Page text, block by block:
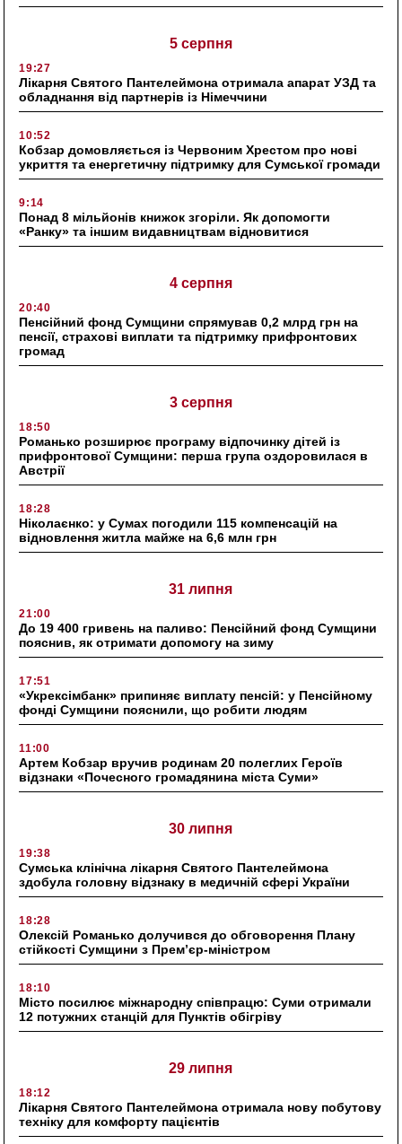
5 серпня
19:27
Лікарня Святого Пантелеймона отримала апарат УЗД та
обладнання від партнерів із Німеччини
10:52
Кобзар домовляється із Червоним Хрестом про нові
укриття та енергетичну підтримку для Сумської громади
9:14
Понад 8 мільйонів книжок згоріли. Як допомогти
«Ранку» та іншим видавництвам відновитися
4 серпня
20:40
Пенсійний фонд Сумщини спрямував 0,2 млрд грн на
пенсії, страхові виплати та підтримку прифронтових
громад
3 серпня
18:50
Романько розширює програму відпочинку дітей із
прифронтової Сумщини: перша група оздоровилася в
Австрії
18:28
Ніколаєнко: у Сумах погодили 115 компенсацій на
відновлення житла майже на 6,6 млн грн
31 липня
21:00
До 19 400 гривень на паливо: Пенсійний фонд Сумщини
пояснив, як отримати допомогу на зиму
17:51
«Укрексімбанк» припиняє виплату пенсій: у Пенсійному
фонді Сумщини пояснили, що робити людям
11:00
Артем Кобзар вручив родинам 20 полеглих Героїв
відзнаки «Почесного громадянина міста Суми»
30 липня
19:38
Сумська клінічна лікарня Святого Пантелеймона
здобула головну відзнаку в медичній сфері України
18:28
Олексій Романько долучився до обговорення Плану
стійкості Сумщини з Прем’єр-міністром
18:10
Місто посилює міжнародну співпрацю: Суми отримали
12 потужних станцій для Пунктів обігріву
29 липня
18:12
Лікарня Святого Пантелеймона отримала нову побутову
техніку для комфорту пацієнтів